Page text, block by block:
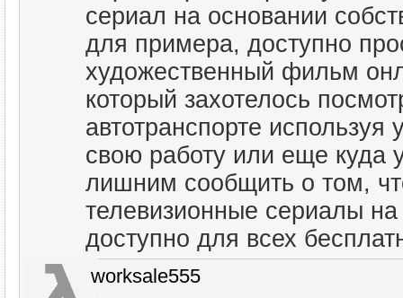
сериал на основании
для примера, доступно
художественный фильм
который захотелось
автотранспорте
свою работу или еще куда
лишним сообщить о том,
телевизионные сериалы
доступно для всех
worksale555